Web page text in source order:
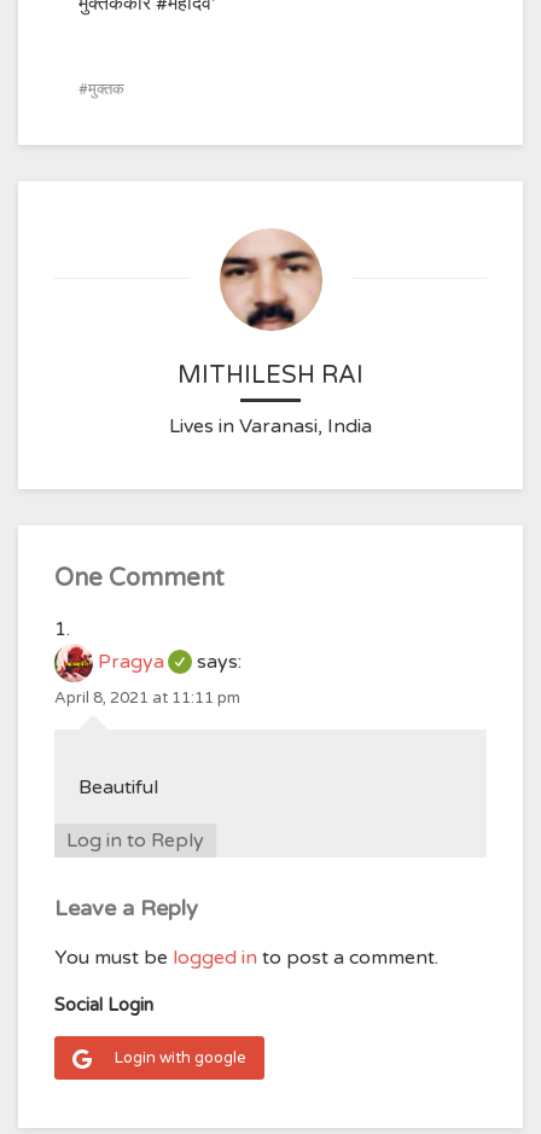
मुक्तक
MITHILESH RAI
Lives in Varanasi, India
One Comment
Pragya says:
April 8, 2021 at 11:11 pm
Beautiful
Log in to Reply
Leave a Reply
You must be logged in to post a comment.
Social Login
Login with google